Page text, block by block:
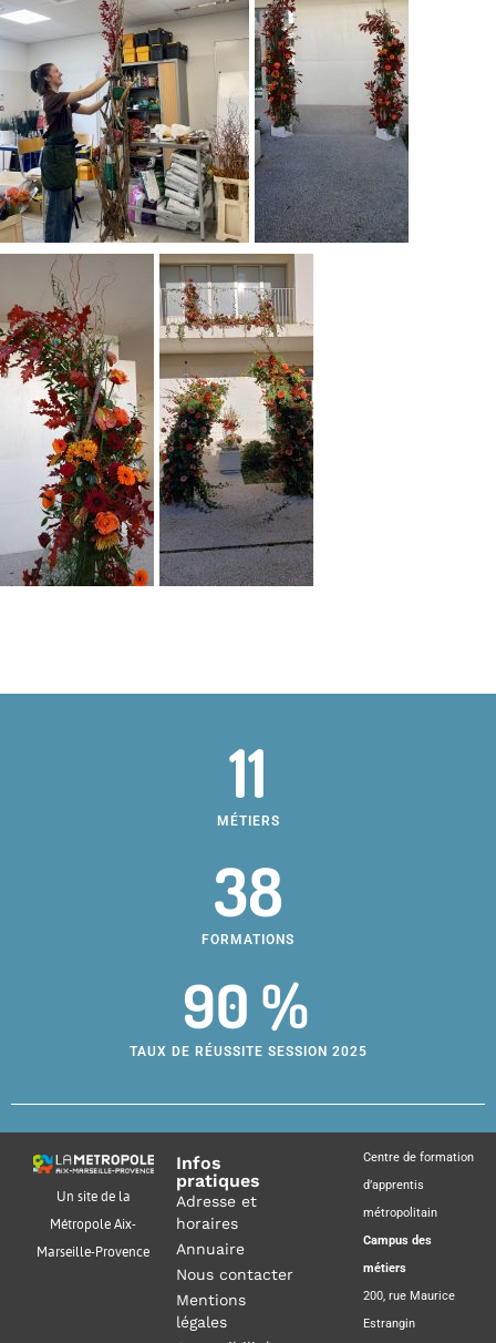
11
MÉTIERS
38
FORMATIONS
90 %
TAUX DE RÉUSSITE SESSION 2025
Un site de la
Métropole Aix-
Marseille-Provence
Infos
pratiques
Adresse et
horaires
Annuaire
Nous contacter
Mentions
légales
Centre de formation
d’apprentis
métropolitain
Campus des
métiers
200, rue Maurice
Estrangin